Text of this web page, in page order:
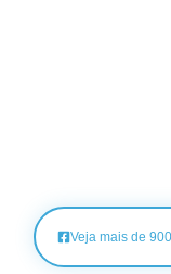
Veja mais de